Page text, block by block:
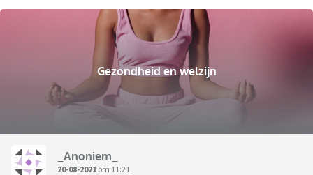
Gezondheid en welzijn
_Anoniem_
20-08-2021 om 11:21